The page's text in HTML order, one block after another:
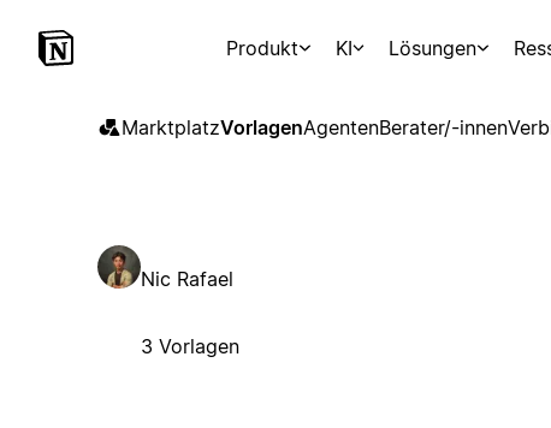
Produkt KI Lösungen
MarktplatzVorlagenAgentenBerater/-innen
Nic Rafael
3 Vorlagen